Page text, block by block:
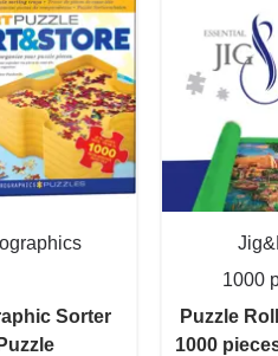
Sorter
Puzzle
1000
Puzzle
1000